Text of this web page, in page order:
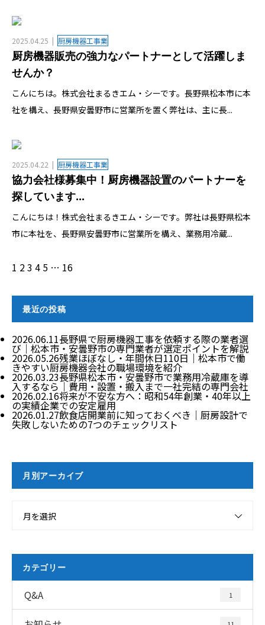
2025.04.25 厨房機器工事業
厨房機器販売の強力なパートナーとして活躍しま
せんか？
こんにちは。株式会社まるきエム・シーです。長野県松本市に本
社を構え、長野県安曇野市に営業所を置く弊社は、主に長...
2025.04.22 厨房機器工事業
協力会社様募集中！厨房機器設置のパートナーを
探しています...
こんにちは！株式会社まるきエム・シーです。弊社は長野県松本
市に本社を、長野県安曇野市に営業所を構え、業務用冷蔵...
1 23 4 5 … 16
最近の投稿
2026.06.11長野県で厨房機器工事を依頼する際の業者選
び｜松本市・安曇野市の専門業者が選定ポイントを解説
2026.05.26残業ほぼなし・年間休日110日｜松本市で働
きやすい厨房機器会社の職場環境を紹介
2026.03.23長野県松本市・安曇野市で業務用冷蔵庫を導
入するなら｜費用・設置・搬入まで一社完結の専門会社
2026.02.16将来が不安な方へ：昭和54年創業・40年以上
の実績企業での安定雇用
2026.01.27飲食店開業前に知っておくべき｜厨房設計で
失敗しないための7つのチェックリスト
月別アーカイブ
月を選択
カテゴリー
Q&A 1